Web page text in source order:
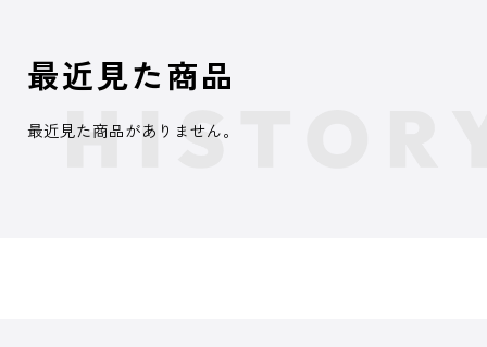
最近見た商品
最近見た商品がありません。